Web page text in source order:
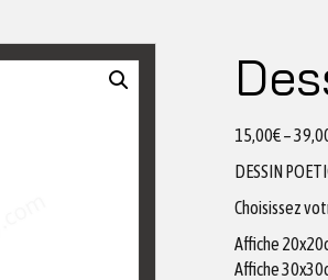
15,00€–
DESSIN
Choisissez
Affiche
Affiche